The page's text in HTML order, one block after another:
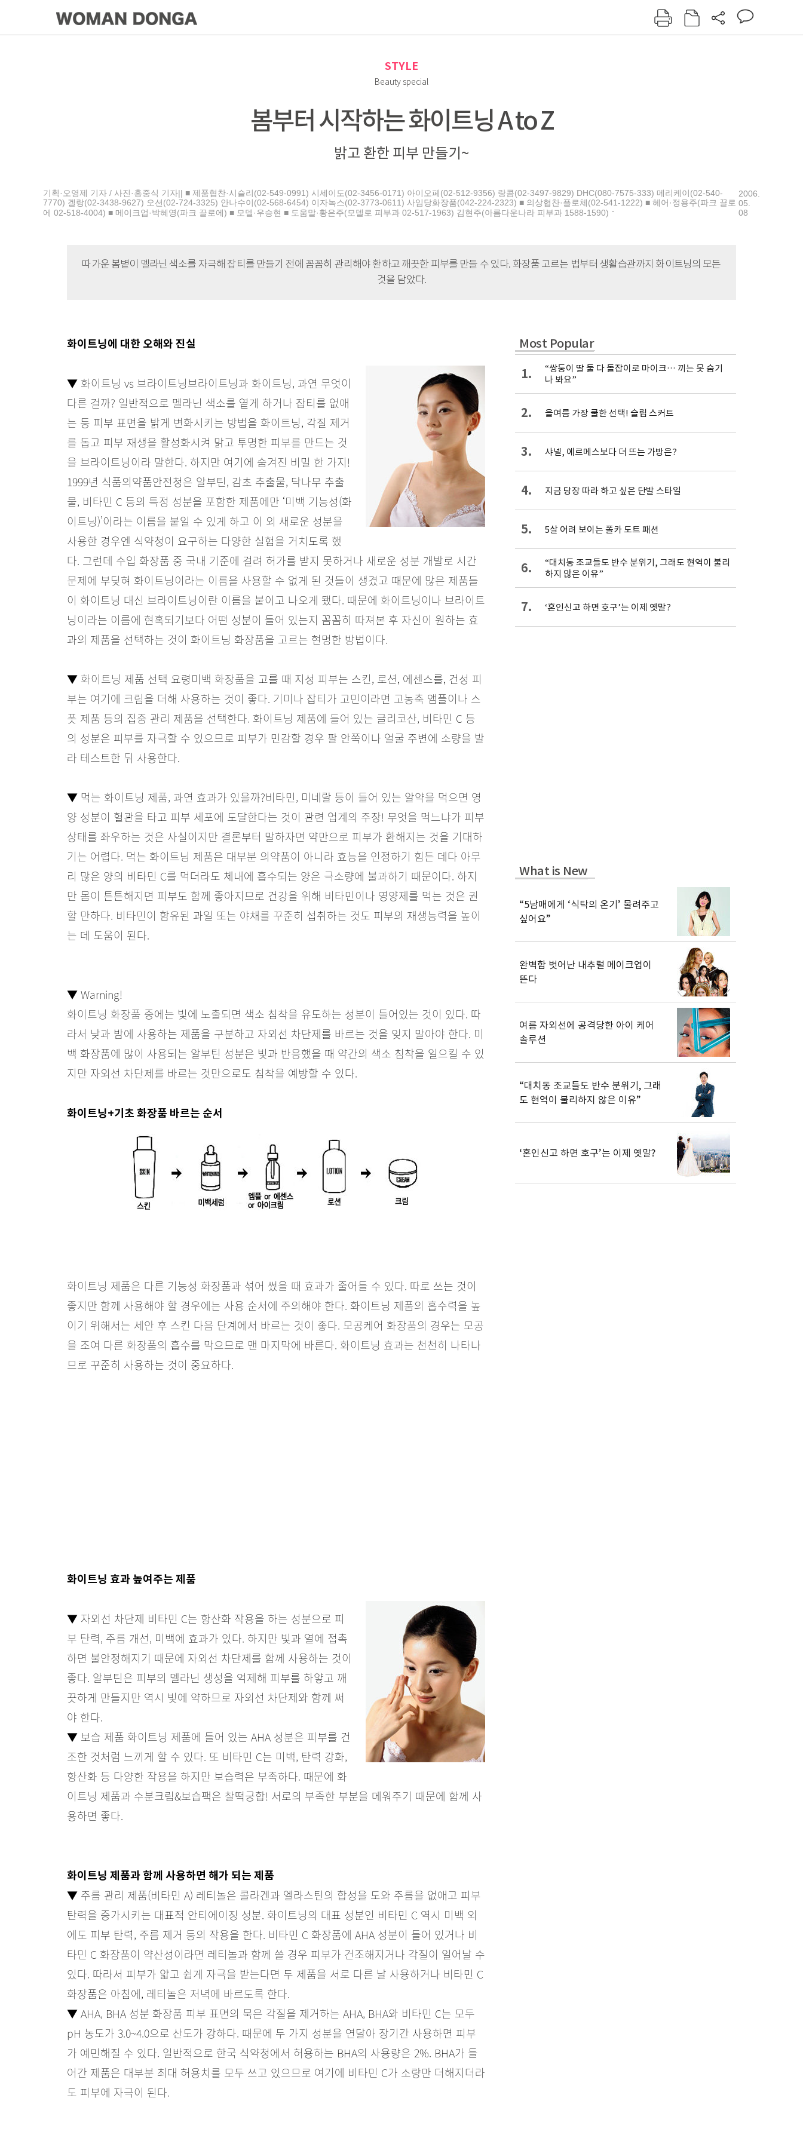
여성동아 동아일보
STYLE
Beauty special
봄부터 시작하는 화이트닝 A to Z
밝고 환한 피부 만들기~
기획·오영제 기자 / 사진·홍중식 기자|| ■ 제품협찬·시슬리(02-549-0991) 시세이도(02-3456-0171) 아이오페(02-512-9356) 랑콤(02-3497-9829) DHC(080-7575-333) 메리케이(02-540-
7770) 겔랑(02-3438-9627) 오션(02-724-3325) 안나수이(02-568-6454) 이자녹스(02-3773-0611) 사임당화장품(042-224-2323) ■ 의상협찬·플로체(02-541-1222) ■ 헤어·정용주(파크 끌로
에 02-518-4004) ■ 메이크업·박혜영(파크 끌로에) ■ 모델·우승현 ■ 도움말·황은주(모델로 피부과 02-517-1963) 김현주(아름다운나라 피부과 1588-1590)
2006.
05.
08
따가운 봄볕이 멜라닌 색소를 자극해 잡티를 만들기 전에 꼼꼼히 관리해야 환하고 깨끗한 피부를 만들 수 있다. 화장품 고르는 법부터 생활습관까지 화이트닝의 모든
것을 담았다.
화이트닝에 대한 오해와 진실
▼ 화이트닝 vs 브라이트닝브라이트닝과 화이트닝, 과연 무엇이
다른 걸까? 일반적으로 멜라닌 색소를 옅게 하거나 잡티를 없애
는 등 피부 표면을 밝게 변화시키는 방법을 화이트닝, 각질 제거
를 돕고 피부 재생을 활성화시켜 맑고 투명한 피부를 만드는 것
을 브라이트닝이라 말한다. 하지만 여기에 숨겨진 비밀 한 가지!
1999년 식품의약품안전청은 알부틴, 감초 추출물, 닥나무 추출
물, 비타민 C 등의 특정 성분을 포함한 제품에만 ‘미백 기능성(화
이트닝)’이라는 이름을 붙일 수 있게 하고 이 외 새로운 성분을
사용한 경우엔 식약청이 요구하는 다양한 실험을 거치도록 했
다. 그런데 수입 화장품 중 국내 기준에 걸려 허가를 받지 못하거나 새로운 성분 개발로 시간
문제에 부딪혀 화이트닝이라는 이름을 사용할 수 없게 된 것들이 생겼고 때문에 많은 제품들
이 화이트닝 대신 브라이트닝이란 이름을 붙이고 나오게 됐다. 때문에 화이트닝이나 브라이트
닝이라는 이름에 현혹되기보다 어떤 성분이 들어 있는지 꼼꼼히 따져본 후 자신이 원하는 효
과의 제품을 선택하는 것이 화이트닝 화장품을 고르는 현명한 방법이다.
▼ 화이트닝 제품 선택 요령미백 화장품을 고를 때 지성 피부는 스킨, 로션, 에센스를, 건성 피
부는 여기에 크림을 더해 사용하는 것이 좋다. 기미나 잡티가 고민이라면 고농축 앰플이나 스
폿 제품 등의 집중 관리 제품을 선택한다. 화이트닝 제품에 들어 있는 글리코산, 비타민 C 등
의 성분은 피부를 자극할 수 있으므로 피부가 민감할 경우 팔 안쪽이나 얼굴 주변에 소량을 발
라 테스트한 뒤 사용한다.
▼ 먹는 화이트닝 제품, 과연 효과가 있을까?비타민, 미네랄 등이 들어 있는 알약을 먹으면 영
양 성분이 혈관을 타고 피부 세포에 도달한다는 것이 관련 업계의 주장! 무엇을 먹느냐가 피부
상태를 좌우하는 것은 사실이지만 결론부터 말하자면 약만으로 피부가 환해지는 것을 기대하
기는 어렵다. 먹는 화이트닝 제품은 대부분 의약품이 아니라 효능을 인정하기 힘든 데다 아무
리 많은 양의 비타민 C를 먹더라도 체내에 흡수되는 양은 극소량에 불과하기 때문이다. 하지
만 몸이 튼튼해지면 피부도 함께 좋아지므로 건강을 위해 비타민이나 영양제를 먹는 것은 권
할 만하다. 비타민이 함유된 과일 또는 야채를 꾸준히 섭취하는 것도 피부의 재생능력을 높이
는 데 도움이 된다.
▼ Warning!
화이트닝 화장품 중에는 빛에 노출되면 색소 침착을 유도하는 성분이 들어있는 것이 있다. 따
라서 낮과 밤에 사용하는 제품을 구분하고 자외선 차단제를 바르는 것을 잊지 말아야 한다. 미
백 화장품에 많이 사용되는 알부틴 성분은 빛과 반응했을 때 약간의 색소 침착을 일으킬 수 있
지만 자외선 차단제를 바르는 것만으로도 침착을 예방할 수 있다.
화이트닝+기초 화장품 바르는 순서
화이트닝 제품은 다른 기능성 화장품과 섞어 썼을 때 효과가 줄어들 수 있다. 따로 쓰는 것이
좋지만 함께 사용해야 할 경우에는 사용 순서에 주의해야 한다. 화이트닝 제품의 흡수력을 높
이기 위해서는 세안 후 스킨 다음 단계에서 바르는 것이 좋다. 모공케어 화장품의 경우는 모공
을 조여 다른 화장품의 흡수를 막으므로 맨 마지막에 바른다. 화이트닝 효과는 천천히 나타나
므로 꾸준히 사용하는 것이 중요하다.
화이트닝 효과 높여주는 제품
▼ 자외선 차단제 비타민 C는 항산화 작용을 하는 성분으로 피
부 탄력, 주름 개선, 미백에 효과가 있다. 하지만 빛과 열에 접촉
하면 불안정해지기 때문에 자외선 차단제를 함께 사용하는 것이
좋다. 알부틴은 피부의 멜라닌 생성을 억제해 피부를 하얗고 깨
끗하게 만들지만 역시 빛에 약하므로 자외선 차단제와 함께 써
야 한다.
▼ 보습 제품 화이트닝 제품에 들어 있는 AHA 성분은 피부를 건
조한 것처럼 느끼게 할 수 있다. 또 비타민 C는 미백, 탄력 강화,
항산화 등 다양한 작용을 하지만 보습력은 부족하다. 때문에 화
이트닝 제품과 수분크림&보습팩은 찰떡궁합! 서로의 부족한 부분을 메워주기 때문에 함께 사
용하면 좋다.
화이트닝 제품과 함께 사용하면 해가 되는 제품
▼ 주름 관리 제품(비타민 A) 레티놀은 콜라겐과 엘라스틴의 합성을 도와 주름을 없애고 피부
탄력을 증가시키는 대표적 안티에이징 성분. 화이트닝의 대표 성분인 비타민 C 역시 미백 외
에도 피부 탄력, 주름 제거 등의 작용을 한다. 비타민 C 화장품에 AHA 성분이 들어 있거나 비
타민 C 화장품이 약산성이라면 레티놀과 함께 쓸 경우 피부가 건조해지거나 각질이 일어날 수
있다. 따라서 피부가 얇고 쉽게 자극을 받는다면 두 제품을 서로 다른 날 사용하거나 비타민 C
화장품은 아침에, 레티놀은 저녁에 바르도록 한다.
▼ AHA, BHA 성분 화장품 피부 표면의 묵은 각질을 제거하는 AHA, BHA와 비타민 C는 모두
pH 농도가 3.0~4.0으로 산도가 강하다. 때문에 두 가지 성분을 연달아 장기간 사용하면 피부
가 예민해질 수 있다. 일반적으로 한국 식약청에서 허용하는 BHA의 사용량은 2%. BHA가 들
어간 제품은 대부분 최대 허용치를 모두 쓰고 있으므로 여기에 비타민 C가 소량만 더해지더라
도 피부에 자극이 된다.
Most Popular
1.
“쌍둥이 딸 둘 다 돌잡이로 마이크… 끼는 못 숨기
나 봐요”
2. 올여름 가장 쿨한 선택! 슬립 스커트
3. 샤넬, 에르메스보다 더 뜨는 가방은?
4. 지금 당장 따라 하고 싶은 단발 스타일
5. 5살 어려 보이는 폴카 도트 패션
6.
“대치동 조교들도 반수 분위기, 그래도 현역이 불리
하지 않은 이유”
7. ‘혼인신고 하면 호구’는 이제 옛말?
What is New
“5남매에게 ‘식탁의 온기’ 물려주고
싶어요”
완벽함 벗어난 내추럴 메이크업이
뜬다
여름 자외선에 공격당한 아이 케어
솔루션
“대치동 조교들도 반수 분위기, 그래
도 현역이 불리하지 않은 이유”
‘혼인신고 하면 호구’는 이제 옛말?